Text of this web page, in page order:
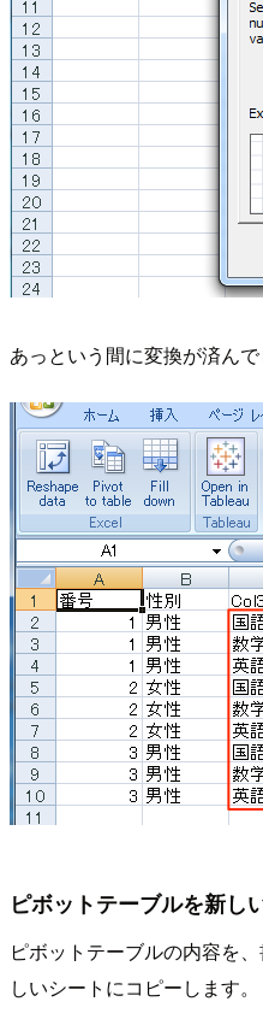
あっという間に変換が済ん
ピボットテーブルを新し
ピボットテーブルの内容を
しいシートにコピーします。